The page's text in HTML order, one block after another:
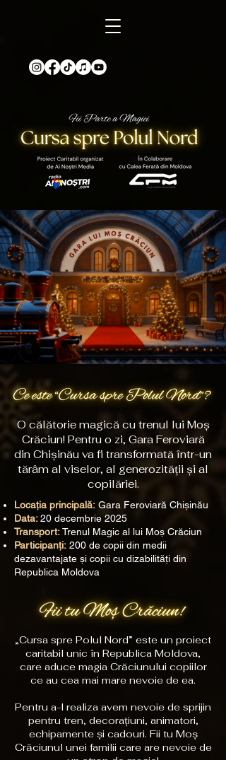
O călătorie magică cu trenul lui Moș
Crăciun! Pentru o zi, Gara Feroviară
din Chișinău va fi transformată într-un
tărâm al viselor, al generozității și al
copilăriei.
Locația principală: Gara Feroviară Chișinău
Data:20 decembrie 2025
Transport:Trenul Magic al lui Moș Crăciun
Participanți: 200 de copii din medii
dezavantajate și copii cu dizabilități din
Republica Moldova
„Cursa spre Polul Nord” este un proiect
caritabil unic în Republica Moldova,
care aduce magia Crăciunului copiilor
ce au cea mai mare nevoie de ea.
Pentru a-l realiza avem nevoie de sprijin
pentru tren, decorațiuni, animatori,
echipamente și cadouri. Fii tu Moș
Crăciunul unei familii care are nevoie de